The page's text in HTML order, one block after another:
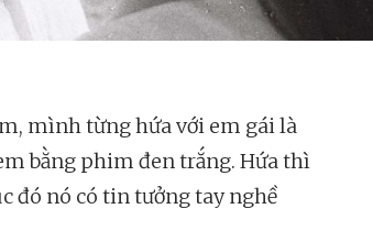
mình từng hứa với em gái là
bằng phim đen trắng. Hứa thì
đó nó có tin tưởng tay nghề